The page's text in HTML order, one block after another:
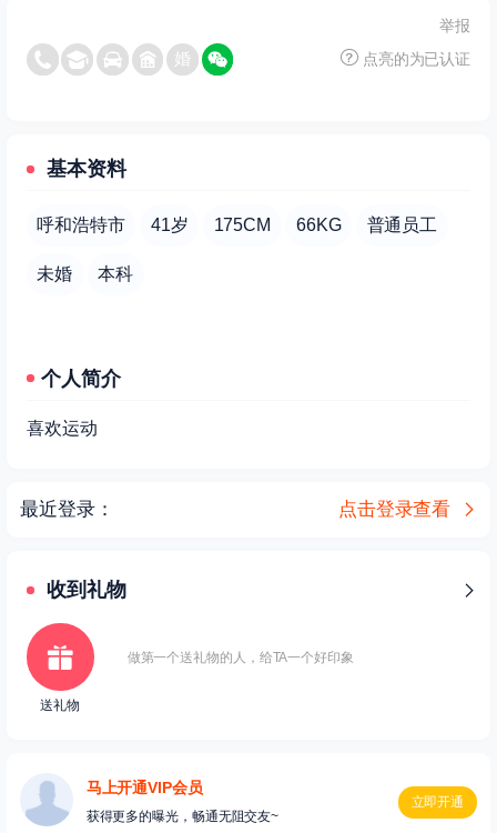
举报
点亮的为已认证
基本资料
呼和浩特市 41岁 175CM 66KG 普通员工
未婚 本科
个人简介
喜欢运动
最近登录： 点击登录查看
收到礼物
送礼物
做第一个送礼物的人，给TA一个好印象
马上开通VIP会员
获得更多的曝光，畅通无阻交友~
立即开通